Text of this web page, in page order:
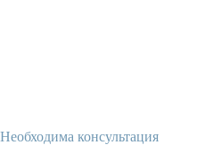
консультация